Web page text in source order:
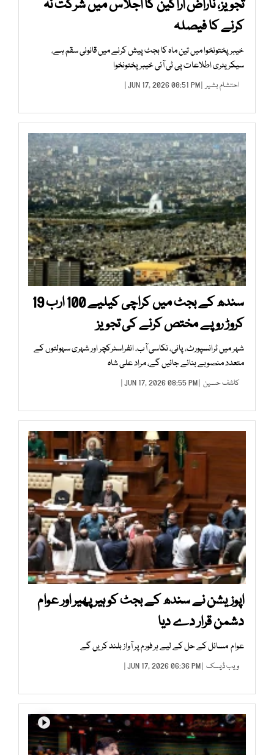
تجویز، ناراض اراکین کا اجلاس میں شرکت نہ
کرنے کا فیصلہ
خیبرپختونخوا میں تین ماہ کا بجٹ پیش کرنے میں قانونی سقم ہے،
سیکریٹری اطلاعات پی ٹی آئی خیبرپختونخوا
احتشام بشیر | JUN 17, 2026 08:51 PM |
سندھ کے بجٹ میں کراچی کیلیے 100 ارب 19
کروڑ روپے مختص کرنے کی تجویز
شہر میں ٹرانسپورٹ، پانی، نکاسی آب، انفراسٹرکچر اور شہری سہولتوں کے
متعدد منصوبے بنائے جائیں گے، مراد علی شاہ
کاشف حسین | JUN 17, 2026 08:55 PM |
اپوزیشن نے سندھ کے بجٹ کو ہیر پھیر اور عوام
دشمن قرار دے دیا
عوام مسائل کے حل کے لیے ہر فورم پر آواز بلند کریں گے
ویب ڈیسک | JUN 17, 2026 06:36 PM |